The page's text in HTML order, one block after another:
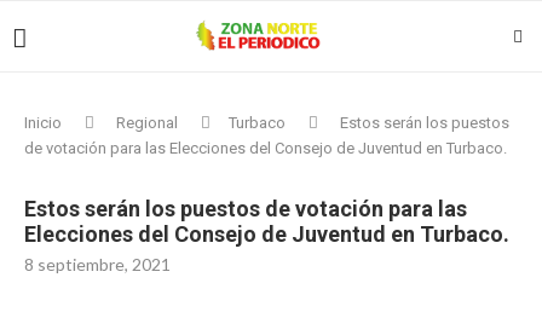
Inicio Regional Turbaco
Estos serán los puestos
de votación para las Elecciones del Consejo de Juventud en Turbaco.
Estos serán los puestos de votación para las
Elecciones del Consejo de Juventud en Turbaco.
8 septiembre, 2021